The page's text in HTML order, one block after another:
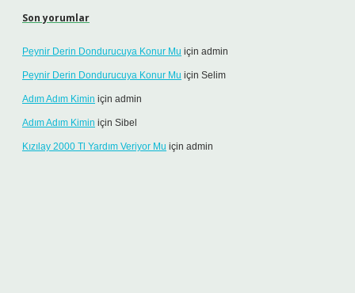
Son yorumlar
Peynir Derin Dondurucuya Konur Mu için admin
Peynir Derin Dondurucuya Konur Mu için Selim
Adım Adım Kimin için admin
Adım Adım Kimin için Sibel
Kızılay 2000 Tl Yardım Veriyor Mu için admin